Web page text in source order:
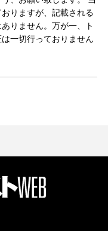
りますが、記載される
りません。万が一、ト
一切行っておりません